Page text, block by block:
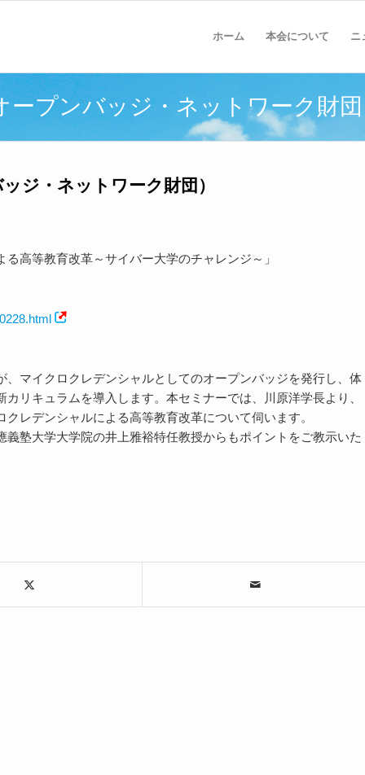
ホーム 本会について ニ
ープンバッジ・ネットワーク財
ジ・ネットワーク財団）
高等教育改革～サイバー大学のチャレンジ～」
マイクロクレデンシャルとしてのオープンバッジを発行し、体
リキュラムを導入します。本セミナーでは、川原洋学長より、
レデンシャルによる高等教育改革について伺います。
塾大学大学院の井上雅裕特任教授からもポイントをご教示いた